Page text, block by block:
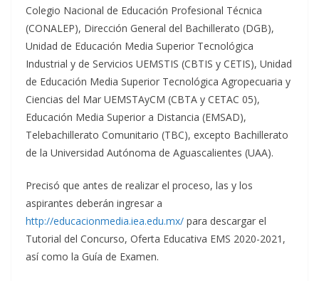
Colegio Nacional de Educación Profesional Técnica
(CONALEP), Dirección General del Bachillerato (DGB),
Unidad de Educación Media Superior Tecnológica
Industrial y de Servicios UEMSTIS (CBTIS y CETIS), Unidad
de Educación Media Superior Tecnológica Agropecuaria y
Ciencias del Mar UEMSTAyCM (CBTA y CETAC 05),
Educación Media Superior a Distancia (EMSAD),
Telebachillerato Comunitario (TBC), excepto Bachillerato
de la Universidad Autónoma de Aguascalientes (UAA).
Precisó que antes de realizar el proceso, las y los
aspirantes deberán ingresar a
http://educacionmedia.iea.edu.mx/ para descargar el
Tutorial del Concurso, Oferta Educativa EMS 2020-2021,
así como la Guía de Examen.